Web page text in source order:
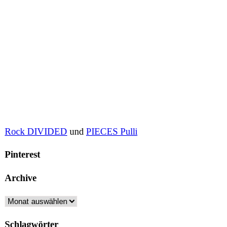
Rock DIVIDED und PIECES Pulli
Pinterest
Archive
Archive
Schlagwörter